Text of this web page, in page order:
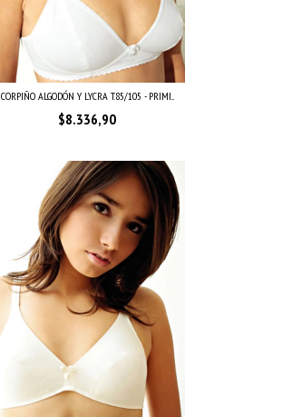
CORPIÑO ALGODÓN Y LYCRA T.85/105 - PRIMI...
$8.336,90